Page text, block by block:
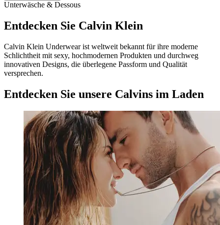
Unterwäsche & Dessous
Entdecken Sie Calvin Klein
Calvin Klein Underwear ist weltweit bekannt für ihre moderne
Schlichtheit mit sexy, hochmodernen Produkten und durchweg
innovativen Designs, die überlegene Passform und Qualität
versprechen.
Entdecken Sie unsere Calvins im Laden